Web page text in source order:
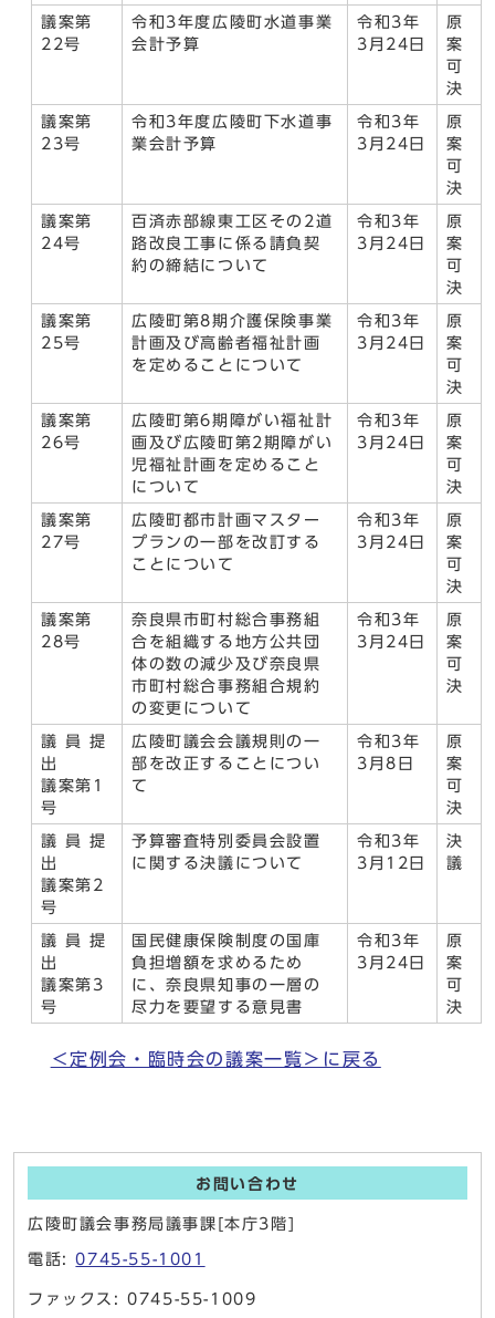
議案第
22号
令和3年度広陵町水道事業
会計予算
令和3年
3月24日
原
案
可
決
議案第
23号
令和3年度広陵町下水道事
業会計予算
令和3年
3月24日
原
案
可
決
議案第
24号
百済赤部線東工区その2道
路改良工事に係る請負契
約の締結について
令和3年
3月24日
原
案
可
決
議案第
25号
広陵町第8期介護保険事業
計画及び高齢者福祉計画
を定めることについて
令和3年
3月24日
原
案
可
決
議案第
26号
広陵町第6期障がい福祉計
画及び広陵町第2期障がい
児福祉計画を定めること
について
令和3年
3月24日
原
案
可
決
議案第
27号
広陵町都市計画マスター
プランの一部を改訂する
ことについて
令和3年
3月24日
原
案
可
決
議案第
28号
奈良県市町村総合事務組
合を組織する地方公共団
体の数の減少及び奈良県
市町村総合事務組合規約
の変更について
令和3年
3月24日
原
案
可
決
議 員 提
出
議案第1
号
広陵町議会会議規則の一
部を改正することについ
て
令和3年
3月8日
原
案
可
決
議 員 提
出
議案第2
号
予算審査特別委員会設置
に関する決議について
令和3年
3月12日
決
議
議 員 提
出
議案第3
号
国民健康保険制度の国庫
負担増額を求めるため
に、奈良県知事の一層の
尽力を要望する意見書
令和3年
3月24日
原
案
可
決
＜定例会・臨時会の議案一覧＞に戻る
お問い合わせ
広陵町議会事務局議事課[本庁3階]
電話:0745-55-1001
ファックス: 0745-55-1009